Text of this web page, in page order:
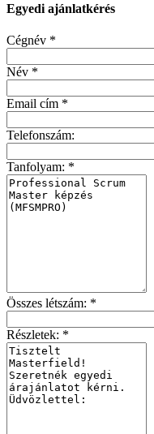
Egyedi ajánlatkérés
Cégnév *
Név *
Email cím *
Telefonszám:
Tanfolyam: *
Összes létszám: *
Részletek: *